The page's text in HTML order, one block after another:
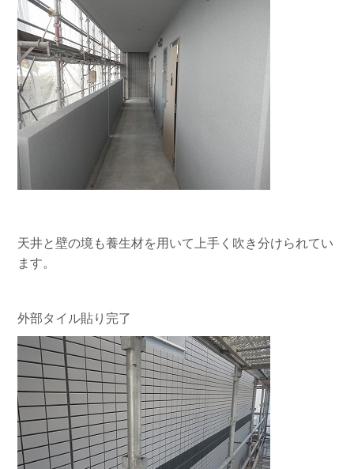
天井と壁の境も養生材を用いて上手く吹き分けられてい
ます。
外部タイル貼り完了